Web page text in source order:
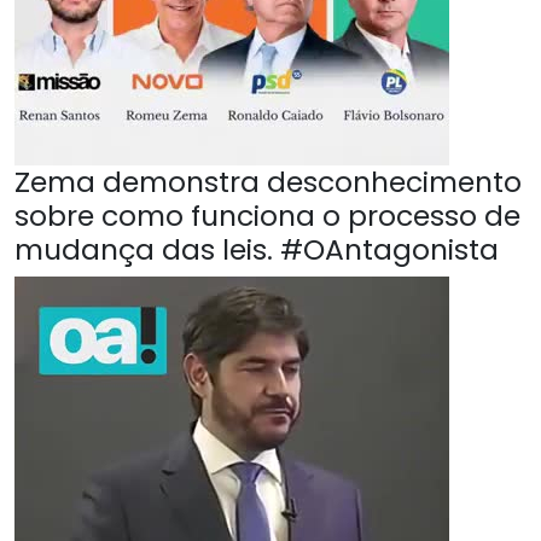
Zema demonstra desconhecimento
sobre como funciona o processo de
mudança das leis. #OAntagonista